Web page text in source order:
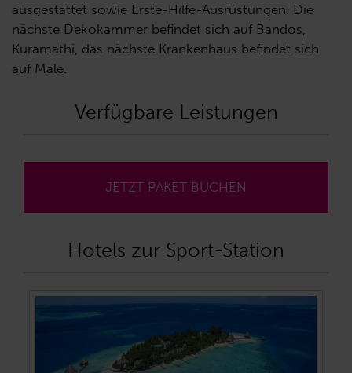
ausgestattet sowie Erste-Hilfe-Ausrüstungen. Die
nächste Dekokammer befindet sich auf Bandos,
Kuramathi, das nächste Krankenhaus befindet sich
auf Male.
Verfügbare Leistungen
JETZT PAKET BUCHEN
Hotels zur Sport-Station